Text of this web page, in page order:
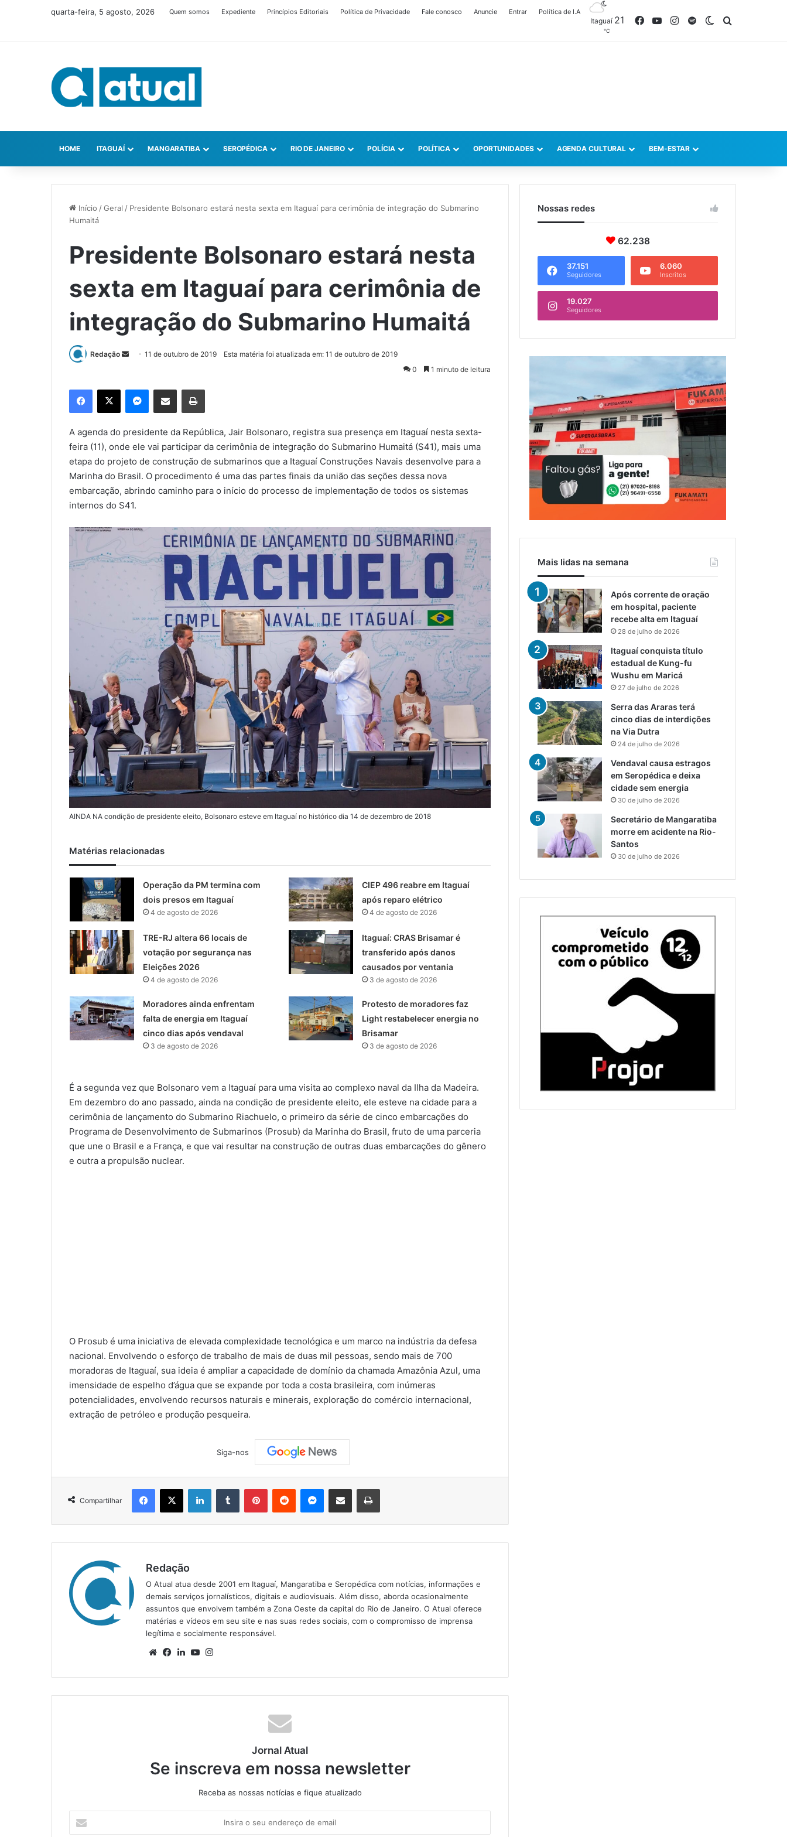
quarta-feira, 5 agosto, 2026 Quem somos Expediente Princípios Editoriais Política de Privacidade Fale conosco Anuncie Entrar Política de I.A
Itaguaí 21
℃
FacebookYouTubeInstagram
SpotifySwitch skin
HOME ITAGUAÍ MANGARATIBA SEROPÉDICA RIO DE JANEIRO POLÍCIA POLÍTICA OPORTUNIDADES AGENDA CULTURAL BEM-ESTAR
Início /Geral / Presidente Bolsonaro estará nesta sexta em Itaguaí para cerimônia de integração do Submarino
Humaitá
Presidente Bolsonaro estará nesta
sexta em Itaguaí para cerimônia de
integração do Submarino Humaitá
Redação
m
-
m
a
i
11 de outubro de 2019
Esta matéria foi atualizada em: 11 de outubro de 2019
0
1 minuto de leitura
A agenda do presidente da República, Jair Bolsonaro, registra sua presença em Itaguaí nesta sexta-
feira (11), onde ele vai participar da cerimônia de integração do Submarino Humaitá (S41), mais uma
etapa do projeto de construção de submarinos que a Itaguaí Construções Navais desenvolve para a
Marinha do Brasil. O procedimento é uma das partes finais da união das seções dessa nova
embarcação, abrindo caminho para o início do processo de implementação de todos os sistemas
internos do S41.
AINDA NA condição de presidente eleito, Bolsonaro esteve em Itaguaí no histórico dia 14 de dezembro de 2018
Matérias relacionadas
Operação da PM termina com
dois presos em Itaguaí
4 de agosto de 2026
CIEP 496 reabre em Itaguaí
após reparo elétrico
4 de agosto de 2026
TRE-RJ altera 66 locais de
votação por segurança nas
Eleições 2026
4 de agosto de 2026
Itaguaí: CRAS Brisamar é
transferido após danos
causados por ventania
3 de agosto de 2026
Moradores ainda enfrentam
falta de energia em Itaguaí
cinco dias após vendaval
3 de agosto de 2026
Protesto de moradores faz
Light restabelecer energia no
Brisamar
3 de agosto de 2026
É a segunda vez que Bolsonaro vem a Itaguaí para uma visita ao complexo naval da Ilha da Madeira.
Em dezembro do ano passado, ainda na condição de presidente eleito, ele esteve na cidade para a
cerimônia de lançamento do Submarino Riachuelo, o primeiro da série de cinco embarcações do
Programa de Desenvolvimento de Submarinos (Prosub) da Marinha do Brasil, fruto de uma parceria
que une o Brasil e a França, e que vai resultar na construção de outras duas embarcações do gênero
e outra a propulsão nuclear.
O Prosub é uma iniciativa de elevada complexidade tecnológica e um marco na indústria da defesa
nacional. Envolvendo o esforço de trabalho de mais de duas mil pessoas, sendo mais de 700
moradoras de Itaguaí, sua ideia é ampliar a capacidade de domínio da chamada Amazônia Azul, uma
imensidade de espelho d’água que se expande por toda a costa brasileira, com inúmeras
potencialidades, envolvendo recursos naturais e minerais, exploração do comércio internacional,
extração de petróleo e produção pesqueira.
Siga-nos
Compartilhar
Redação
O Atual atua desde 2001 em Itaguaí, Mangaratiba e Seropédica com notícias, informações e
demais serviços jornalísticos, digitais e audiovisuais. Além disso, aborda ocasionalmente
assuntos que envolvem também a Zona Oeste da capital do Rio de Janeiro. O Atual oferece
matérias e vídeos em seu site e nas suas redes sociais, com o compromisso de imprensa
legítima e socialmente responsável.
We
te
Fa
bo
ok
Lin
din
Yo
ub
e
ra
m
Jornal Atual
Se inscreva em nossa newsletter
Receba as nossas notícias e fique atualizado
Nossas redes
62.238
37.151
Seguidores
6.060
Inscritos
19.027
Seguidores
Mais lidas na semana
Após corrente de oração
em hospital, paciente
recebe alta em Itaguaí
28 de julho de 2026
Itaguaí conquista título
estadual de Kung-fu
Wushu em Maricá
27 de julho de 2026
Serra das Araras terá
cinco dias de interdições
na Via Dutra
24 de julho de 2026
Vendaval causa estragos
em Seropédica e deixa
cidade sem energia
30 de julho de 2026
Secretário de Mangaratiba
morre em acidente na Rio-
Santos
30 de julho de 2026